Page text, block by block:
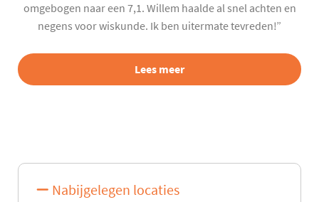
omgebogen naar een 7,1. Willem haalde al snel achten en
negens voor wiskunde. Ik ben uitermate tevreden!”
Lees meer
Nabijgelegen locaties